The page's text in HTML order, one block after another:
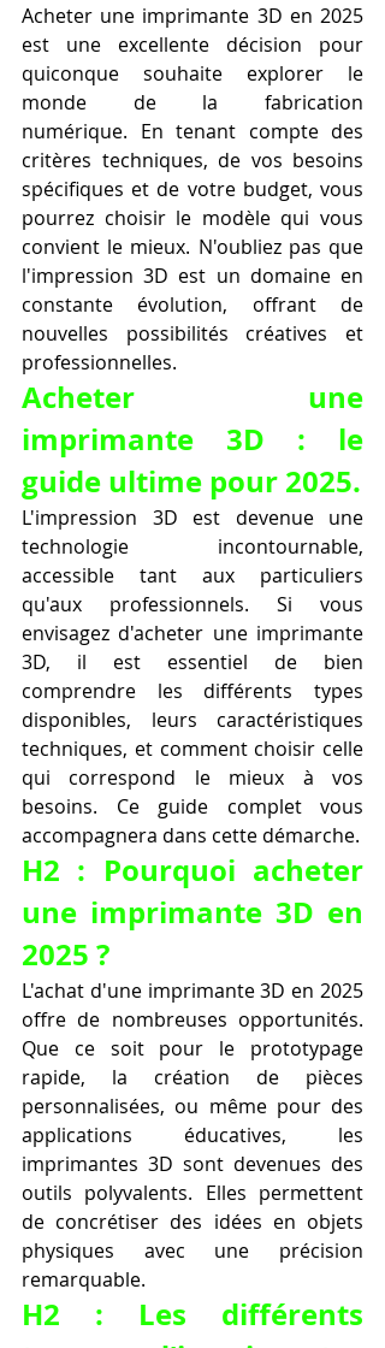
Acheter une imprimante 3D en 2025
est une excellente décision pour
quiconque souhaite explorer le
monde de la fabrication
numérique. En tenant compte des
critères techniques, de vos besoins
spécifiques et de votre budget, vous
pourrez choisir le modèle qui vous
convient le mieux. N'oubliez pas que
l'impression 3D est un domaine en
constante évolution, offrant de
nouvelles possibilités créatives et
professionnelles.
Acheter une
imprimante 3D : le
guide ultime pour 2025.
L'impression 3D est devenue une
technologie incontournable,
accessible tant aux particuliers
qu'aux professionnels. Si vous
envisagez d'acheter une imprimante
3D, il est essentiel de bien
comprendre les différents types
disponibles, leurs caractéristiques
techniques, et comment choisir celle
qui correspond le mieux à vos
besoins. Ce guide complet vous
accompagnera dans cette démarche.
H2 : Pourquoi acheter
une imprimante 3D en
2025 ?
L'achat d'une imprimante 3D en 2025
offre de nombreuses opportunités.
Que ce soit pour le prototypage
rapide, la création de pièces
personnalisées, ou même pour des
applications éducatives, les
imprimantes 3D sont devenues des
outils polyvalents. Elles permettent
de concrétiser des idées en objets
physiques avec une précision
remarquable.
H2 : Les différents